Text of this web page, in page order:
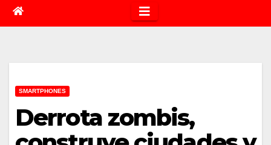
SMARTPHONES
Derrota zombis,